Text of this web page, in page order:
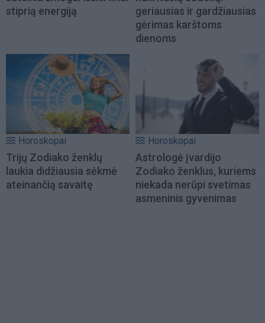
stiprią energiją
geriausias ir gardžiausias
gėrimas karštoms
dienoms
Horoskopai
Trijų Zodiako ženklų
laukia didžiausia sėkmė
ateinančią savaitę
Horoskopai
Astrologė įvardijo
Zodiako ženklus, kuriems
niekada nerūpi svetimas
asmeninis gyvenimas